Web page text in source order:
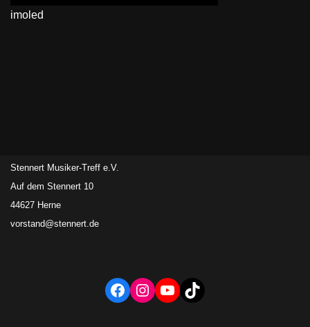
imoled
Stennert Musiker-Treff e.V.
Auf dem Stennert 10
44627 Herne
vorstand@stennert.de